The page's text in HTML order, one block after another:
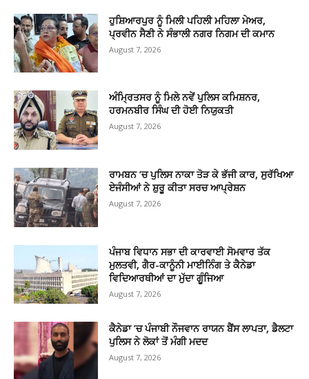
ਹੁਸ਼ਿਆਰਪੁਰ ਨੂੰ ਮਿਲੀ ਪਹਿਲੀ ਮਹਿਲਾ ਮੇਅਰ,
ਪ੍ਰਵੀਨ ਸੈਣੀ ਨੇ ਸੰਭਾਲੀ ਨਗਰ ਨਿਗਮ ਦੀ ਕਮਾਨ
August 7, 2026
ਅੰਮ੍ਰਿਤਸਰ ਨੂੰ ਮਿਲੇ ਨਵੇਂ ਪੁਲਿਸ ਕਮਿਸ਼ਨਰ,
ਹਰਮਨਬੀਰ ਸਿੰਘ ਦੀ ਹੋਈ ਨਿਯੁਕਤੀ
August 7, 2026
ਰਾਮਬਨ ’ਚ ਪੁਲਿਸ ਨਾਕਾ ਤੋੜ ਕੇ ਭੱਜੀ ਕਾਰ, ਸੁਰੱਖਿਆ
ਏਜੰਸੀਆਂ ਨੇ ਸ਼ੁਰੂ ਕੀਤਾ ਸਰਚ ਆਪ੍ਰੇਸ਼ਨ
August 7, 2026
ਪੰਜਾਬ ਵਿਧਾਨ ਸਭਾ ਦੀ ਕਾਰਵਾਈ ਸੋਮਵਾਰ ਤੱਕ
ਮੁਲਤਵੀ, ਗੈਰ-ਕਾਨੂੰਨੀ ਮਾਈਨਿੰਗ ਤੇ ਕੈਨੇਡਾ
ਵਿਦਿਆਰਥੀਆਂ ਦਾ ਮੁੱਦਾ ਗੂੰਜਿਆ
August 7, 2026
ਕੈਨੇਡਾ ’ਚ ਪੰਜਾਬੀ ਨੌਜਵਾਨ ਰਾਯਨ ਬੈਂਸ ਲਾਪਤਾ, ਡੈਲਟਾ
ਪੁਲਿਸ ਨੇ ਲੋਕਾਂ ਤੋਂ ਮੰਗੀ ਮਦਦ
August 7, 2026